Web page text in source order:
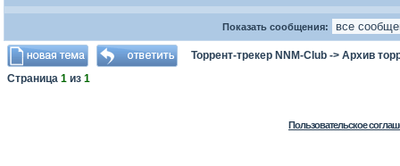
Показать сообщения:
Торрент-трекер NNM-Club -> Архив
Страница 1 из 1
Пользовательское